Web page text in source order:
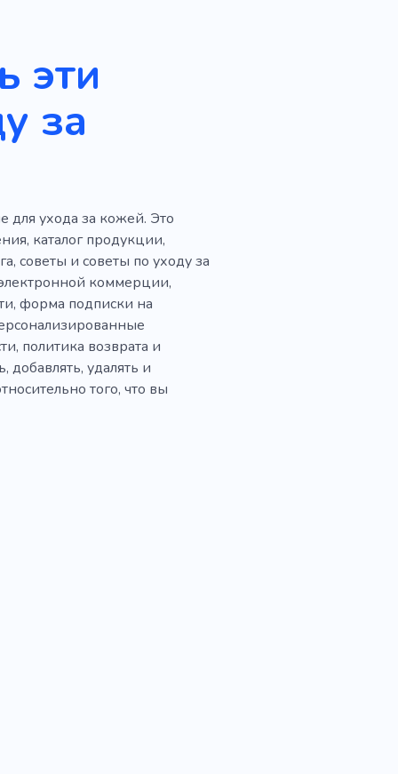
эти
за
ухода за кожей. Это
каталог продукции,
советы и советы по уходу за
коммерции,
форма подписки на
политика возврата и
удалять и
того, что вы